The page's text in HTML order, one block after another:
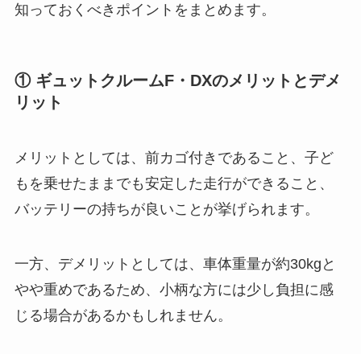
知っておくべきポイントをまとめます。
① ギュットクルームF・DXのメリットとデメ
リット
メリットとしては、前カゴ付きであること、子ど
もを乗せたままでも安定した走行ができること、
バッテリーの持ちが良いことが挙げられます。
一方、デメリットとしては、車体重量が約30kgと
やや重めであるため、小柄な方には少し負担に感
じる場合があるかもしれません​。